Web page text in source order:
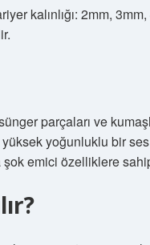
kalınlığı: 2mm,
parçaları ve
yoğunluklu bir
şok emici özelliklere